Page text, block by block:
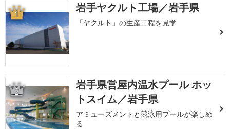
1 岩手ヤクルト工場／岩手県
「ヤクルト」の生産工程を見学
2
岩手県営屋内温水プール ホッ
トスイム／岩手県
アミューズメントと競泳用プールが楽しめ
る